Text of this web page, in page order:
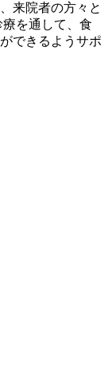
来院者の方々と
を通して、食
できるようサポ